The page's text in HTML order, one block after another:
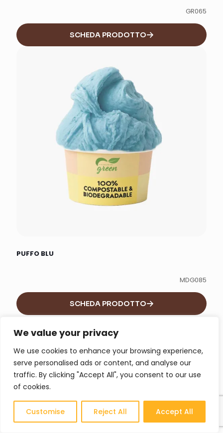
We value your privacy
We use cookies to enhance your browsing experience,
serve personalised ads or content, and analyse our
traffic. By clicking "Accept All", you consent to our use
of cookies.
Customise Reject All Accept All
GR065
SCHEDA PRODOTTO
PUFFO BLU
MDG085
SCHEDA PRODOTTO